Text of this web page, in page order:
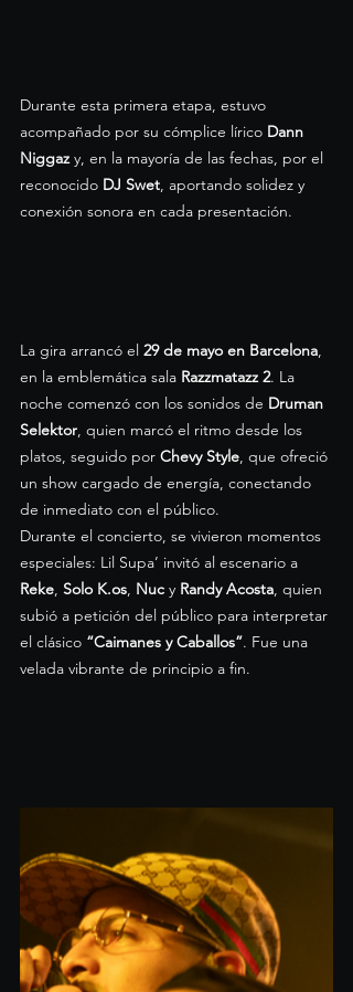
Durante esta primera etapa, estuvo
acompañado por su cómplice lírico Dann
Niggaz y, en la mayoría de las fechas, por el
reconocido DJ Swet, aportando solidez y
conexión sonora en cada presentación.
La gira arrancó el 29 de mayo en Barcelona,
en la emblemática sala Razzmatazz 2. La
noche comenzó con los sonidos de Druman
Selektor, quien marcó el ritmo desde los
platos, seguido por Chevy Style, que ofreció
un show cargado de energía, conectando
de inmediato con el público.
Durante el concierto, se vivieron momentos
especiales: Lil Supa’ invitó al escenario a
Reke, Solo K.os, Nuc y Randy Acosta, quien
subió a petición del público para interpretar
el clásico “Caimanes y Caballos”. Fue una
velada vibrante de principio a fin.